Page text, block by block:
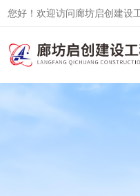
您好！欢迎访问廊坊启创建设